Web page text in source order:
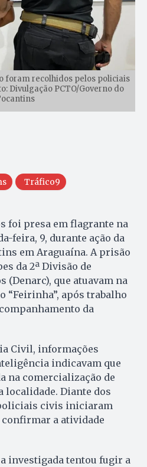
foram recolhidos pelos policiais
Divulgação PCTO/Governo do
Tráfico9
foi presa em flagrante na
feira, 9, durante ação da
em Araguaína. A prisão
da 2ª Divisão de
(Denarc), que atuavam na
“Feirinha”, após trabalho
da
Civil, informações
indicavam que
na comercialização de
localidade. Diante dos
civis iniciaram
a atividade
investigada tentou fugir a